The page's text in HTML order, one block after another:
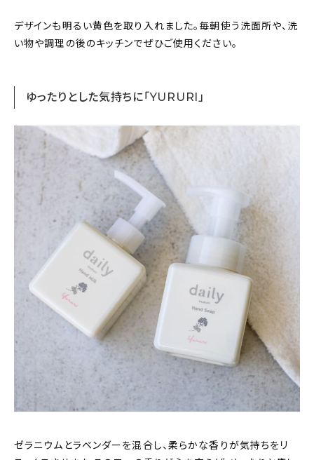
デザインも明るい黄色を取り入れました。毎朝使う洗面所や、洗
い物や調理の後のキッチンでぜひご使用ください。
ゆったりとした気持ちに「YURURI」
ゼラニウムとラベンダーを混合し、柔らかな香りが気持ちをリ